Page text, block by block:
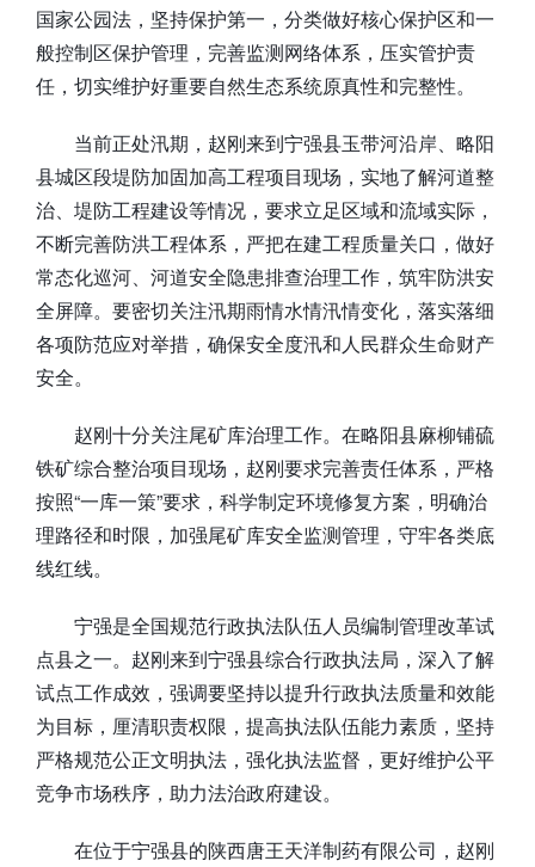
国家公园法，坚持保护第一，分类做好核心保护区和一
般控制区保护管理，完善监测网络体系，压实管护责
任，切实维护好重要自然生态系统原真性和完整性。
当前正处汛期，赵刚来到宁强县玉带河沿岸、略阳
县城区段堤防加固加高工程项目现场，实地了解河道整
治、堤防工程建设等情况，要求立足区域和流域实际，
不断完善防洪工程体系，严把在建工程质量关口，做好
常态化巡河、河道安全隐患排查治理工作，筑牢防洪安
全屏障。要密切关注汛期雨情水情汛情变化，落实落细
各项防范应对举措，确保安全度汛和人民群众生命财产
安全。
赵刚十分关注尾矿库治理工作。在略阳县麻柳铺硫
铁矿综合整治项目现场，赵刚要求完善责任体系，严格
按照“一库一策”要求，科学制定环境修复方案，明确治
理路径和时限，加强尾矿库安全监测管理，守牢各类底
线红线。
宁强是全国规范行政执法队伍人员编制管理改革试
点县之一。赵刚来到宁强县综合行政执法局，深入了解
试点工作成效，强调要坚持以提升行政执法质量和效能
为目标，厘清职责权限，提高执法队伍能力素质，坚持
严格规范公正文明执法，强化执法监督，更好维护公平
竞争市场秩序，助力法治政府建设。
在位于宁强县的陕西唐王天洋制药有限公司，赵刚